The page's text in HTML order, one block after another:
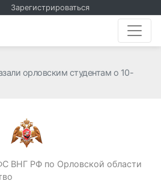
Зарегистрироваться
орловским студентам о 10-
ВНГ РФ по Орловской области